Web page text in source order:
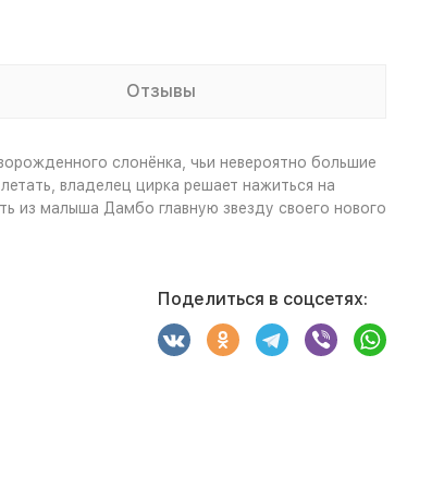
Отзывы
слонёнка, чьи невероятно большие
владелец цирка решает нажиться на
из малыша Дамбо главную звезду своего нового
Поделиться в соцсетях: